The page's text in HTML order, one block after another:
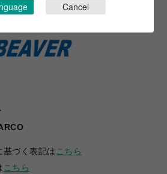
基づく表記は こちら
こちら
Cancel